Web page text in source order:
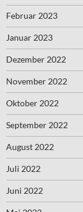
Februar 2023
Januar 2023
Dezember 2022
November 2022
Oktober 2022
September 2022
August 2022
Juli 2022
Juni 2022